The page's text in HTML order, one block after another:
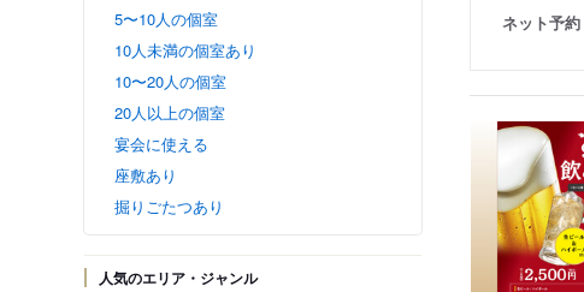
5〜10人の個室
10人未満の個室あり
10〜20人の個室
20人以上の個室
宴会に使える
座敷あり
掘りごたつあり
人気のエリア・ジャンル
ネット予約